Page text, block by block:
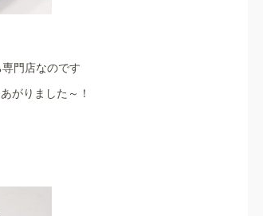
門店なのです
がりました～！